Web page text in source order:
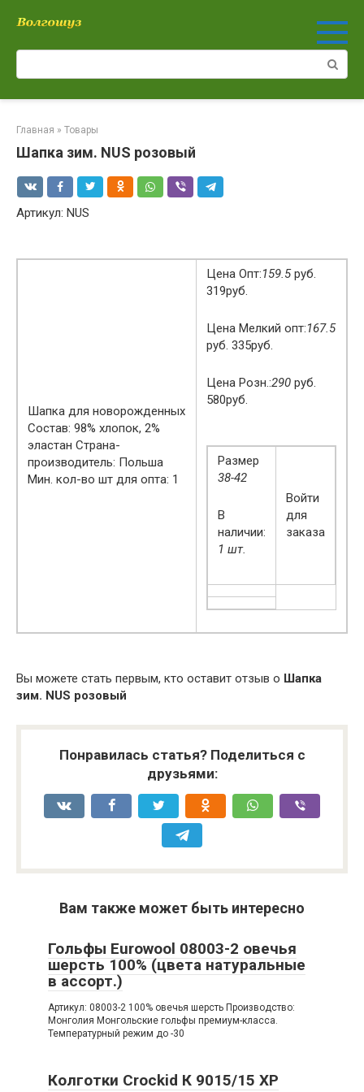
Поиск:
Главная » Товары
Шапка зим. NUS розовый
Артикул: NUS
Шапка для новорожденных
Состав: 98% хлопок, 2%
эластан Страна-
производитель: Польша
Мин. кол-во шт для опта: 1
Цена Опт:159.5руб.
319руб.
Цена Мелкий опт:167.5
руб. 335руб.
Цена Розн.:290 руб.
580руб.
Размер
38-42
В
наличии:
1 шт.
Войти
для
заказа
Вы можете стать первым, кто оставит отзыв о Шапка
зим. NUS розовый
Понравилась статья? Поделиться с
друзьями:
Вам также может быть интересно
Гольфы Eurowool 08003-2 овечья
шерсть 100% (цвета натуральные
в ассорт.)
Артикул: 08003-2 100% овечья шерсть Производство:
Монголия Монгольские гольфы премиум-класса.
Температурный режим до -30
Колготки Crockid К 9015/15 ХР